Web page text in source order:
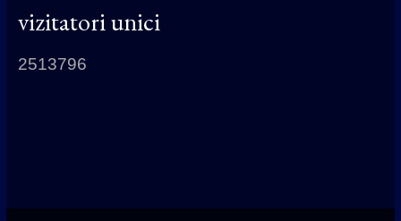
vizitatori unici
2513796